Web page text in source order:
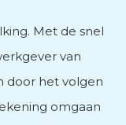
Met de snel
van
door het volgen
omgaan